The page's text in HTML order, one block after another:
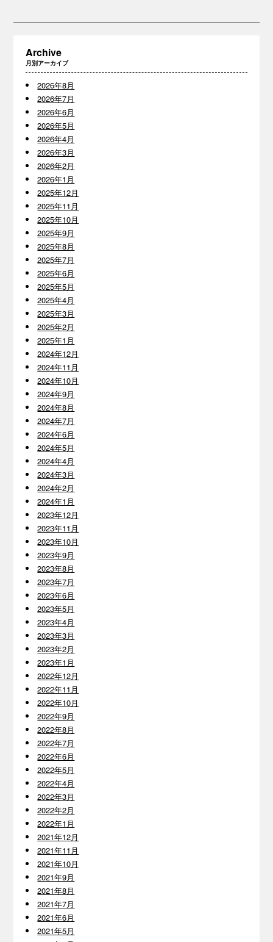
Archive
月別アーカイブ
2026年8月
2026年7月
2026年6月
2026年5月
2026年4月
2026年3月
2026年2月
2026年1月
2025年12月
2025年11月
2025年10月
2025年9月
2025年8月
2025年7月
2025年6月
2025年5月
2025年4月
2025年3月
2025年2月
2025年1月
2024年12月
2024年11月
2024年10月
2024年9月
2024年8月
2024年7月
2024年6月
2024年5月
2024年4月
2024年3月
2024年2月
2024年1月
2023年12月
2023年11月
2023年10月
2023年9月
2023年8月
2023年7月
2023年6月
2023年5月
2023年4月
2023年3月
2023年2月
2023年1月
2022年12月
2022年11月
2022年10月
2022年9月
2022年8月
2022年7月
2022年6月
2022年5月
2022年4月
2022年3月
2022年2月
2022年1月
2021年12月
2021年11月
2021年10月
2021年9月
2021年8月
2021年7月
2021年6月
2021年5月